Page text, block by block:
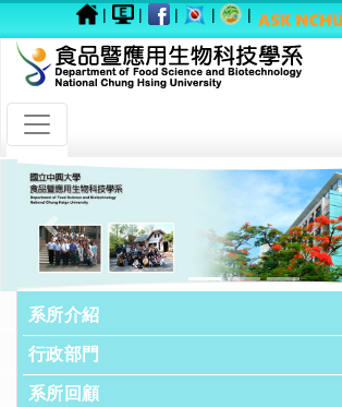
| | | | |
Previous
系所介紹
行政部門
系所回顧